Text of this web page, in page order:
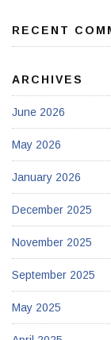
RECENT
ARCHIVES
June 2026
May 2026
January 2026
December 2025
November 2025
September 2025
May 2025